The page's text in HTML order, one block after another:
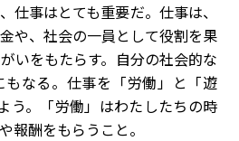
仕事はとても重要だ。仕事は、
や、社会の一員として役割を果
いをもたらす。自分の社会的な
なる。仕事を「労働」と「遊
う。「労働」はわたしたちの時
報酬をもらうこと。